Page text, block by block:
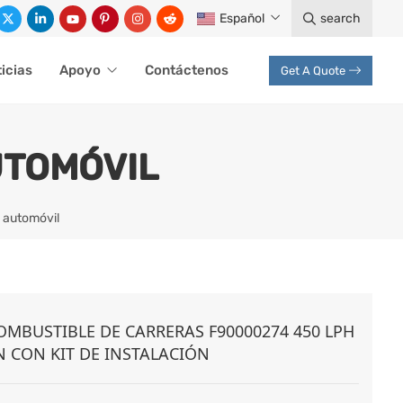
Español search
Apoyo Contáctenos Get A Quote
automóvil
DE CARRERAS F90000274 450 LPH
CON KIT DE INSTALACIÓN